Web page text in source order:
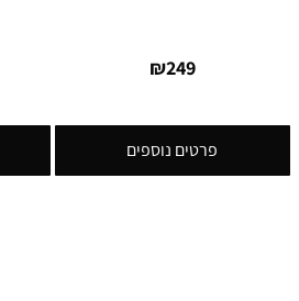
₪249
פרטים נוספים